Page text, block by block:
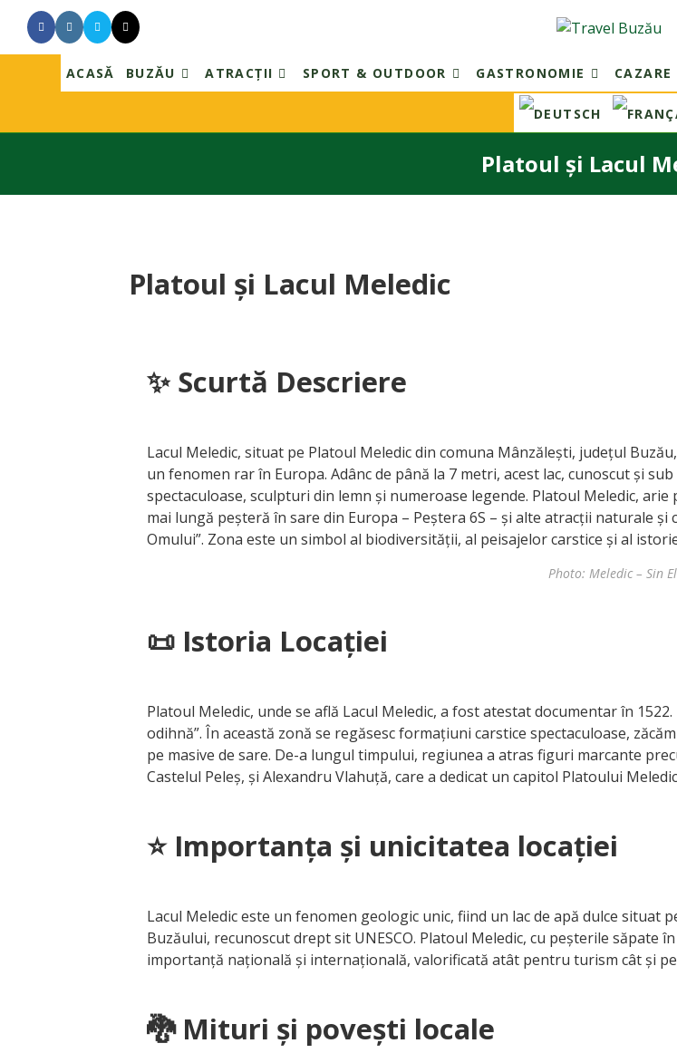
content
ACASĂ BUZĂU ATRACȚII SPORT & OUTDOOR GASTRONOMIE CAZARE
Platoul și Lacul
Platoul și Lacul Meledic
✨ Scurtă Descriere
Lacul Meledic, situat pe Platoul Meledic din comuna Mânzălești, județul
un fenomen rar în Europa. Adânc de până la 7 metri, acest lac, cunoscut și
spectaculoase, sculpturi din lemn și numeroase legende. Platoul Meledic,
mai lungă peșteră în sare din Europa – Peștera 6S – și alte atracții naturale
Omului”. Zona este un simbol al biodiversității, al peisajelor carstice și al
Photo: Meledic – Sin
📜 Istoria Locației
Platoul Meledic, unde se află Lacul Meledic, a fost atestat documentar în
odihnă”. În această zonă se regăsesc formațiuni carstice spectaculoase,
pe masive de sare. De-a lungul timpului, regiunea a atras figuri marcante
Castelul Peleș, și Alexandru Vlahuță, care a dedicat un capitol Platoului
⭐ Importanța și unicitatea locației
Lacul Meledic este un fenomen geologic unic, fiind un lac de apă dulce situat
Buzăului, recunoscut drept sit UNESCO. Platoul Meledic, cu peșterile săpate
importanță națională și internațională, valorificată atât pentru turism cât și
🐉 Mituri și povești locale